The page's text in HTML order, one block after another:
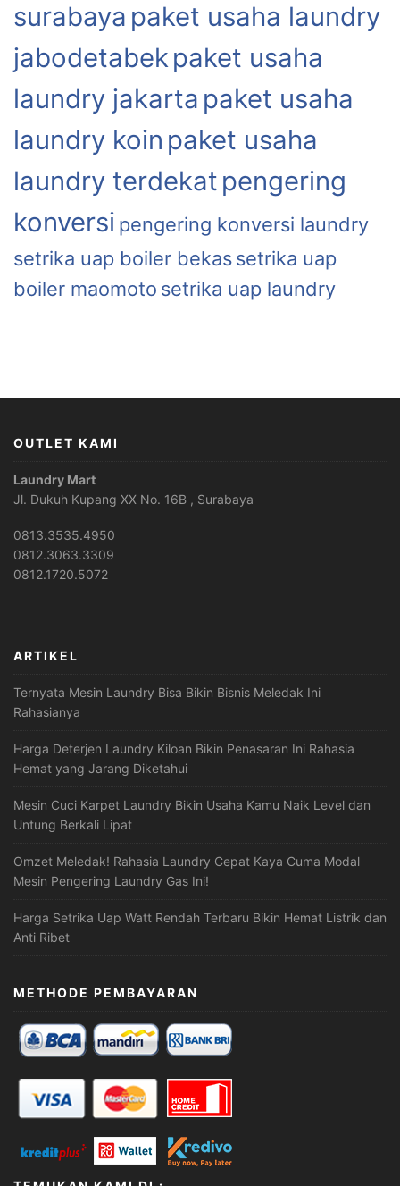
surabaya paket usaha laundry
jabodetabekpaket usaha
laundry jakarta paket usaha
laundry koin paket usaha
laundry terdekat pengering
konversi pengering konversi laundry
setrika uap boiler bekassetrika uap
boiler maomoto setrika uap laundry
OUTLET KAMI
Laundry Mart
Jl. Dukuh Kupang XX No. 16B , Surabaya
0813.3535.4950
0812.3063.3309
0812.1720.5072
ARTIKEL
Ternyata Mesin Laundry Bisa Bikin Bisnis Meledak Ini
Rahasianya
Harga Deterjen Laundry Kiloan Bikin Penasaran Ini Rahasia
Hemat yang Jarang Diketahui
Mesin Cuci Karpet Laundry Bikin Usaha Kamu Naik Level dan
Untung Berkali Lipat
Omzet Meledak! Rahasia Laundry Cepat Kaya Cuma Modal
Mesin Pengering Laundry Gas Ini!
Harga Setrika Uap Watt Rendah Terbaru Bikin Hemat Listrik dan
Anti Ribet
METHODE PEMBAYARAN